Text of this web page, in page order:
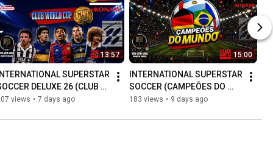
13:57
INTERNATIONAL SUPERSTAR
DELUXE 26 (CLUB
CUP DELUXE) SUPER
views • 7 days ago
15:00
INTERNATIONAL SUPERSTAR
SOCCER (CAMPEÕES DO
MUNDO 2026) SUPER
#tonycinegrafista #ps4
183 views • 9 days ago